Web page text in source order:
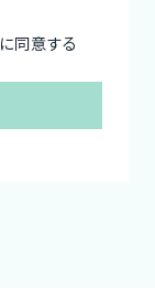
に同意する